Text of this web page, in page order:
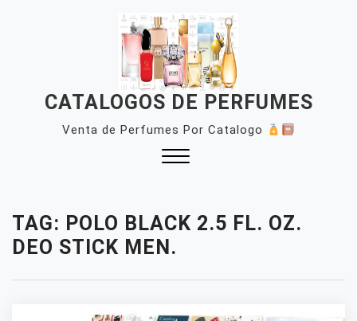
CATALOGOS DE PERFUMES
Venta de Perfumes Por Catalogo
TAG: POLO BLACK 2.5 FL. OZ.
DEO STICK MEN.